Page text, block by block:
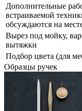
Дополнительные
встраиваемой
обсуждаются на
Вырез под мойку,
вытяжки
Подбор цвета (для
Образцы ручек